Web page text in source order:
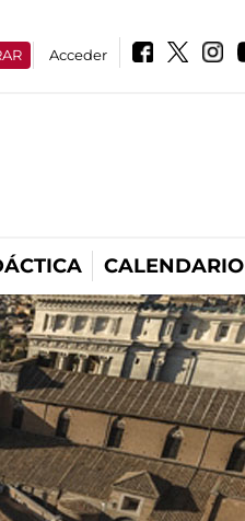
Acceder
CALENDARIO